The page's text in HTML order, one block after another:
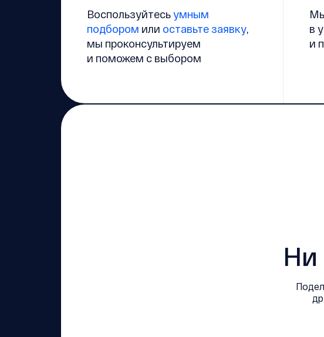
Воспользуйтесьумным
подбором или оставьте заявку,
мы проконсультируем
и поможем с выбором
в
и
Ни